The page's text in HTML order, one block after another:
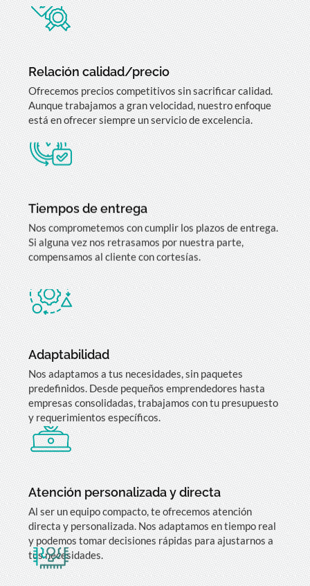
Relación calidad/precio
Ofrecemos precios competitivos sin sacrificar calidad.
Aunque trabajamos a gran velocidad, nuestro enfoque
está en ofrecer siempre un servicio de excelencia.
Tiempos de entrega
Nos comprometemos con cumplir los plazos de entrega.
Si alguna vez nos retrasamos por nuestra parte,
compensamos al cliente con cortesías.
Adaptabilidad
Nos adaptamos a tus necesidades, sin paquetes
predefinidos. Desde pequeños emprendedores hasta
empresas consolidadas, trabajamos con tu presupuesto
y requerimientos específicos.
Atención personalizada y directa
Al ser un equipo compacto, te ofrecemos atención
directa y personalizada. Nos adaptamos en tiempo real
y podemos tomar decisiones rápidas para ajustarnos a
tus necesidades.